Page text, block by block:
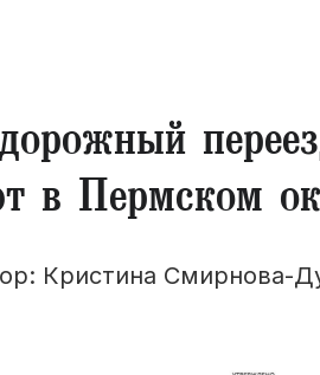
в Пермском
Кристина Смирнова-